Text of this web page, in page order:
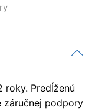
roky. Predĺženú
záručnej podpory